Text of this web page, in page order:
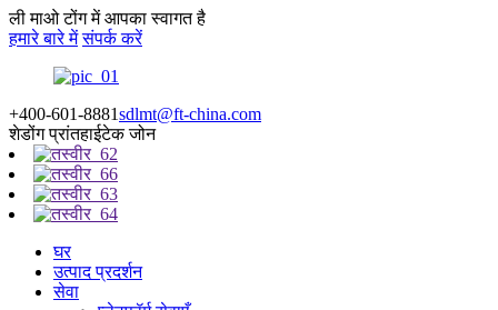
ली माओ टोंग में आपका स्वागत है
हमारे बारे में संपर्क करें
+400-601-8881sdlmt@ft-china.com
शेडोंग प्रांतहाईटेक जोन
घर
उत्पाद प्रदर्शन
सेवा